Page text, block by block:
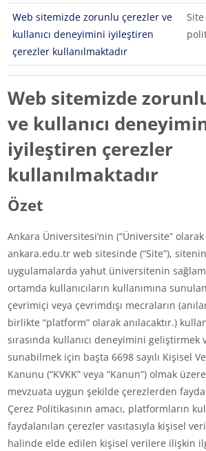
Web sitemizde zorunlu çerezler ve
kullanıcı deneyimini iyileştiren
çerezler kullanılmaktadır
Site
Web sitemizde
ve kullanıcı
iyileştiren çerezler
kullanılmaktadır
Özet
Ankara Üniversitesi’nin (“Üniversite” olarak
ankara.edu.tr web sitesinde (“Site”),
uygulamalarda yahut üniversitenin
ortamda kullanıcıların kullanımına
çevrimiçi veya çevrimdışı mecraların
birlikte “platform” olarak anılacaktır.)
sırasında kullanıcı deneyimini
sunabilmek için başta 6698 sayılı Kişisel
Kanunu (“KVKK” veya “Kanun”) olmak
mevzuata uygun şekilde çerezlerden
Çerez Politikasının amacı, platformların
faydalanılan çerezler vasıtasıyla kişisel
halinde elde edilen kişisel verilere ilişkin